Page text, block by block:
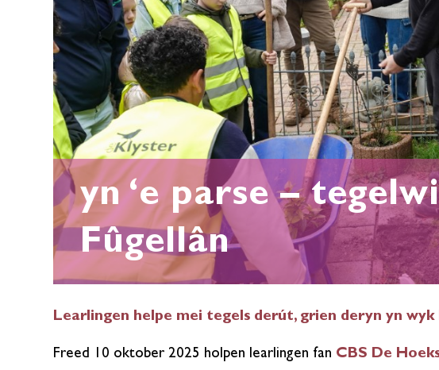
yn ‘e parse –
Fûgellân
Learlingen helpe mei tegels derút, grien deryn yn wyk
Freed 10 oktober 2025 holpen learlingen fan CBS De